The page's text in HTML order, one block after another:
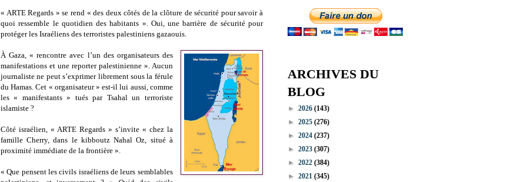
« ARTE Regards » se rend « des deux côtés de la clôture de sécurité pour savoir à
quoi ressemble le quotidien des habitants ». Oui, une barrière de sécurité pour
protéger les Israéliens des terroristes palestiniens gazaouis.
À Gaza, « rencontre avec l’un des organisateurs des
manifestations et une reporter palestinienne ». Aucun
journaliste ne peut s’exprimer librement sous la férule
du Hamas. Cet « organisateur » est-il lui aussi, comme
les « manifestants » tués par Tsahal un terroriste
islamiste ?
Côté israélien, « ARTE Regards » s’invite « chez la
famille Cherry, dans le kibboutz Nahal Oz, situé à
proximité immédiate de la frontière ».
« Que pensent les civils israéliens de leurs semblables
ARCHIVES DU
BLOG
► 2026 (143)
► 2025 (276)
► 2024 (237)
► 2023 (307)
► 2022 (384)
► 2021 (345)